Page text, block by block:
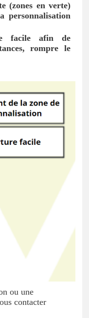
(zones en verte)
personnalisation
facile afin de
rompre le
ou une
contacter